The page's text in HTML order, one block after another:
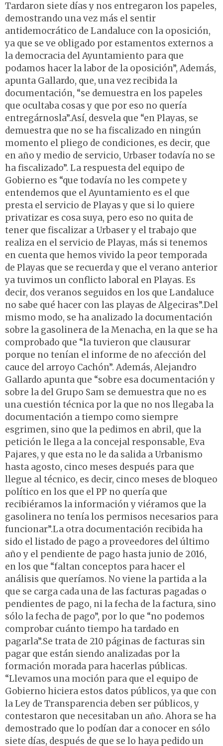
Tardaron siete días y nos entregaron los papeles,
demostrando una vez más el sentir
antidemocrático de Landaluce con la oposición,
ya que se ve obligado por estamentos externos a
la democracia del Ayuntamiento para que
podamos hacer la labor de la oposición”, Además,
apunta Gallardo, que, una vez recibida la
documentación, “se demuestra en los papeles
que ocultaba cosas y que por eso no quería
entregárnosla”.Así, desvela que “en Playas, se
demuestra que no se ha fiscalizado en ningún
momento el pliego de condiciones, es decir, que
en año y medio de servicio, Urbaser todavía no se
ha fiscalizado”. La respuesta del equipo de
Gobierno es “que todavía no les compete y
entendemos que el Ayuntamiento es el que
presta el servicio de Playas y que si lo quiere
privatizar es cosa suya, pero eso no quita de
tener que fiscalizar a Urbaser y el trabajo que
realiza en el servicio de Playas, más si tenemos
en cuenta que hemos vivido la peor temporada
de Playas que se recuerda y que el verano anterior
ya tuvimos un conflicto laboral en Playas. Es
decir, dos veranos seguidos en los que Landaluce
no sabe qué hacer con las playas de Algeciras”.Del
mismo modo, se ha analizado la documentación
sobre la gasolinera de la Menacha, en la que se ha
comprobado que “la tuvieron que clausurar
porque no tenían el informe de no afección del
cauce del arroyo Cachón”. Además, Alejandro
Gallardo apunta que “sobre esa documentación y
sobre la del Grupo Sam se demuestra que no es
una cuestión técnica por la que no nos llegaba la
documentación a tiempo como siempre
esgrimen, sino que la pedimos en abril, que la
petición le llega a la concejal responsable, Eva
Pajares, y que esta no le da salida a Urbanismo
hasta agosto, cinco meses después para que
llegue al técnico, es decir, cinco meses de bloqueo
político en los que el PP no quería que
recibiéramos la información y viéramos que la
gasolinera no tenía los permisos necesarios para
funcionar”.La otra documentación recibida ha
sido el listado de pago a proveedores del último
año y el pendiente de pago hasta junio de 2016,
en los que “faltan conceptos para hacer el
análisis que queríamos. No viene la partida a la
que se carga cada una de las facturas pagadas o
pendientes de pago, ni la fecha de la factura, sino
sólo la fecha de pago”, por lo que “no podemos
comprobar cuánto tiempo ha tardado en
pagarla”.Se trata de 210 páginas de facturas sin
pagar que están siendo analizadas por la
formación morada para hacerlas públicas.
“Llevamos una moción para que el equipo de
Gobierno hiciera estos datos públicos, ya que con
la Ley de Transparencia deben ser públicos, y
contestaron que necesitaban un año. Ahora se ha
demostrado que lo podían dar a conocer en sólo
siete días, después de que se lo haya pedido un